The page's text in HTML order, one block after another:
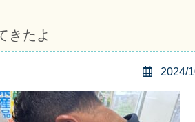
きたよ
2024/